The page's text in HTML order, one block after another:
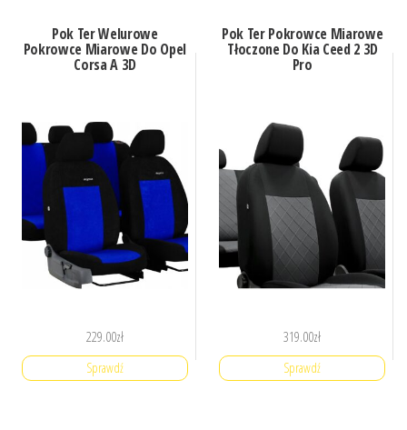
Pok Ter Welurowe
Pokrowce Miarowe Do Opel
Corsa A 3D
229.00zł
Sprawdź
Pok Ter Pokrowce Miarowe
Tłoczone Do Kia Ceed 2 3D
Pro
319.00zł
Sprawdź